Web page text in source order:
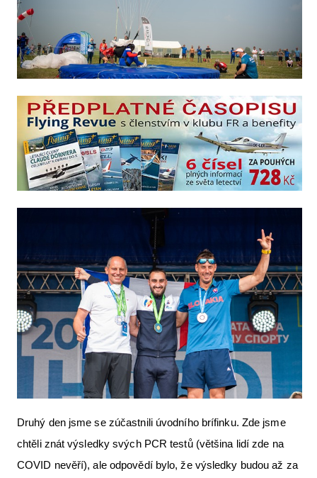
Druhý den jsme se zúčastnili úvodního brífinku. Zde jsme
chtěli znát výsledky svých PCR testů (většina lidí zde na
COVID nevěří), ale odpovědí bylo, že výsledky budou až za